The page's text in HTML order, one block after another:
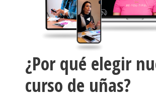
¿Por qué elegir
curso de uñas?